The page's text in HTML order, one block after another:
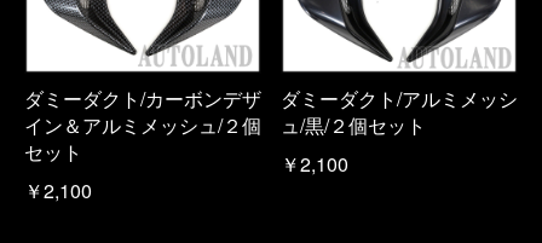
ダミーダクト/カーボンデザ
イン＆アルミメッシュ/２個
セット
￥2,100
ダミーダクト/アルミメッシ
ュ/黒/２個セット
￥2,100